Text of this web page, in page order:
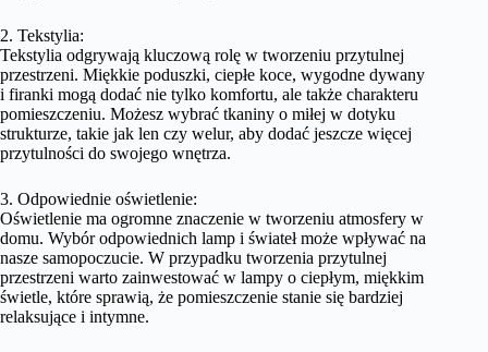
2. Tekstylia:
Tekstylia odgrywają kluczową rolę w tworzeniu przytulnej
przestrzeni. Miękkie poduszki, ciepłe koce, wygodne dywany
i firanki mogą dodać nie tylko komfortu, ale także charakteru
pomieszczeniu. Możesz wybrać tkaniny o miłej w dotyku
strukturze, takie jak len czy welur, aby dodać jeszcze więcej
przytulności do swojego wnętrza.
3. Odpowiednie oświetlenie:
Oświetlenie ma ogromne znaczenie w tworzeniu atmosfery w
domu. Wybór odpowiednich lamp i świateł może wpływać na
nasze samopoczucie. W przypadku tworzenia przytulnej
przestrzeni warto zainwestować w lampy o ciepłym, miękkim
świetle, które sprawią, że pomieszczenie stanie się bardziej
relaksujące i intymne.